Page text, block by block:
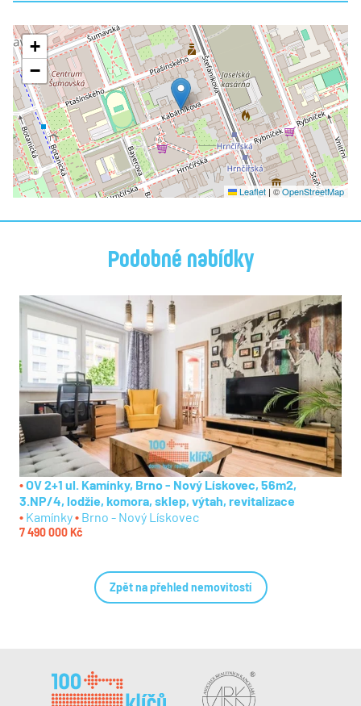
+
−
Leaflet |©OpenStreetMap
Podobné nabídky
OV 2+1 ul. Kamínky, Brno - Nový Lískovec, 56m2,
3.NP/4, lodžie, komora, sklep, výtah, revitalizace
Kamínky
Brno - Nový Lískovec
7 490 000 Kč
Zpět na přehled nemovitostí